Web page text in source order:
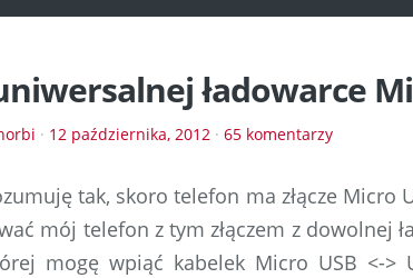
ładowarce
· 12 października, 2012· 65 komentarzy
tak, skoro telefon ma złącze Micro
mój telefon z tym złączem z dowolnej
mogę wpiąć kabelek Micro USB <->